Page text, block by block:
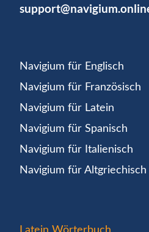
Navigium für Englisch
Navigium für Französisch
Navigium für Latein
Navigium für Spanisch
Navigium für Italienisch
Navigium für Altgriechisch